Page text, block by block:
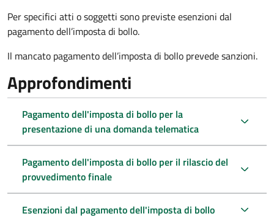
Per specifici atti o soggetti sono previste esenzioni dal
pagamento dell’imposta di bollo.
Il mancato pagamento dell’imposta di bollo prevede sanzioni.
Approfondimenti
Pagamento dell'imposta di bollo per la
presentazione di una domanda telematica
Pagamento dell'imposta di bollo per il rilascio del
provvedimento finale
Esenzioni dal pagamento dell'imposta di bollo